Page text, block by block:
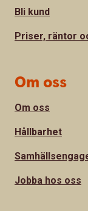
Bli kund
Priser, räntor
Om oss
Om oss
Hållbarhet
Jobba hos oss